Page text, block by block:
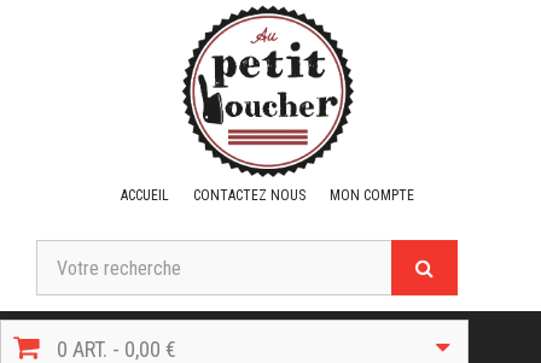
ACCUEIL CONTACTEZ NOUS MON COMPTE
0 ART. - 0,00 €